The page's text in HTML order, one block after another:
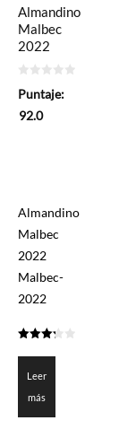
Almandino
Malbec
2022
de
Puntaje:
92.0
Almandino
Malbec
2022
Malbec-
2022
de 5
Leer
más